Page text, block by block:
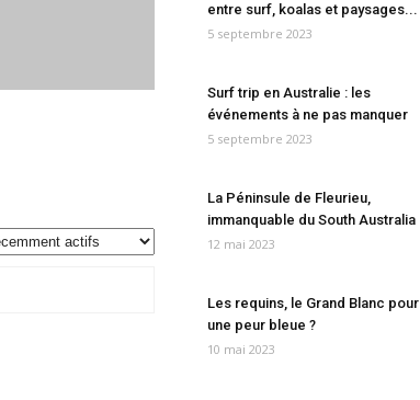
entre surf, koalas et paysages...
5 septembre 2023
Surf trip en Australie : les
événements à ne pas manquer
5 septembre 2023
La Péninsule de Fleurieu,
immanquable du South Australia
12 mai 2023
Les requins, le Grand Blanc pour
une peur bleue ?
10 mai 2023